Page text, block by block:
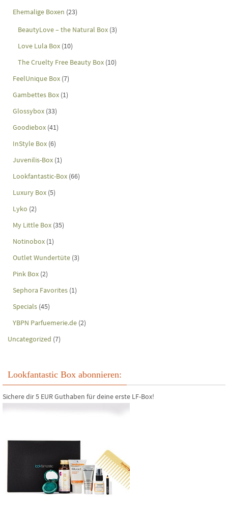
Ehemalige Boxen (23)
BeautyLove – the Natural Box (3)
Love Lula Box (10)
The Cruelty Free Beauty Box (10)
FeelUnique Box (7)
Gambettes Box (1)
Glossybox (33)
Goodiebox (41)
InStyle Box (6)
Juvenilis-Box (1)
Lookfantastic-Box (66)
Luxury Box (5)
Lyko (2)
My Little Box (35)
Notinobox (1)
Outlet Wundertüte (3)
Pink Box (2)
Sephora Favorites (1)
Specials (45)
YBPN Parfuemerie.de (2)
Uncategorized (7)
Lookfantastic Box abonnieren:
Sichere dir 5 EUR Guthaben für deine erste LF-Box!